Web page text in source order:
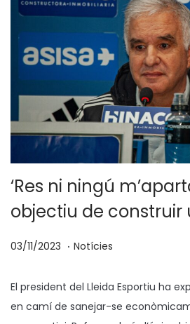
‘Res ni ningú
objectiu de construir
p
s
a
03/11/2023 0
/
1
. P
b
l
Notícies
El president del Lleida Esportiu ha
en camí de sanejar-se